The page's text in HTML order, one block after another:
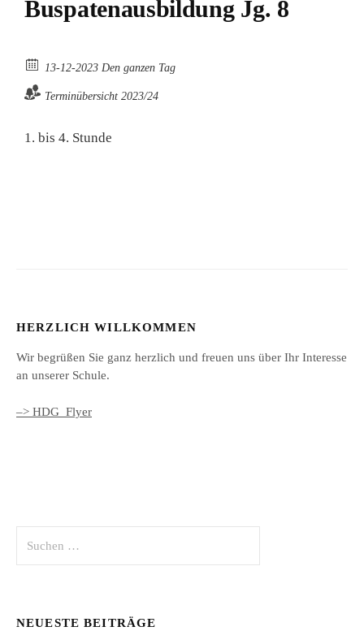
Buspatenausbildung Jg. 8
13-12-2023 Den ganzen Tag
Terminübersicht 2023/24
1. bis 4. Stunde
HERZLICH WILLKOMMEN
Wir begrüßen Sie ganz herzlich und freuen uns über Ihr Interesse
an unserer Schule.
–> HDG_Flyer
nach:
NEUESTE BEITRÄGE